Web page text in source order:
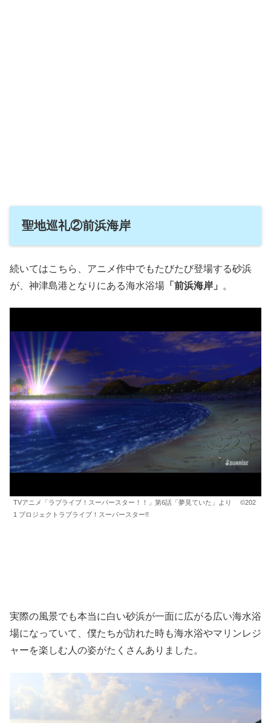
聖地巡礼②前浜海岸
続いてはこちら、アニメ作中でもたびたび登場する砂浜
が、神津島港となりにある海水浴場 「前浜海岸」 。
TVアニメ「ラブライブ！スーパースター！！」第6話「夢見ていた」より ©202
1 プロジェクトラブライブ！スーパースター!!
実際の風景でも本当に白い砂浜が一面に広がる広い海水浴
場になっていて、僕たちが訪れた時も海水浴やマリンレジ
ャーを楽しむ人の姿がたくさんありました。